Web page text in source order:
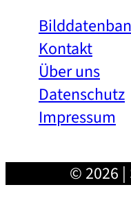
Kontakt
Über uns
Datenschutz
Impressum
© 2026 |